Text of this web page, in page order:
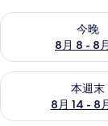
今晚
8月 8 - 8
查看今晚 (8月 8 - 8
本週末
8月 14 - 8
查看本週末 (8月 14